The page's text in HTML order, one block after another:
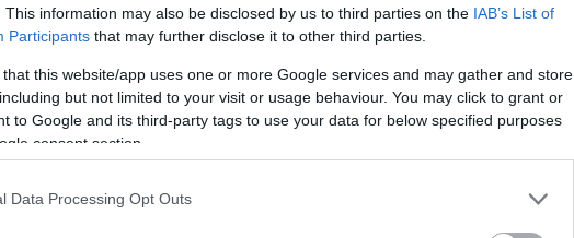
This information may also be disclosed by us to third parties on the IAB’s List of
Participants that may further disclose it to other third parties.
that this website/app uses one or more Google services and may gather and store
but not limited to your visit or usage behaviour. You may click to grant or
to Google and its third-party tags to use your data for below specified purposes
consent section.
Data Processing Opt Outs
di iniziative tecnologiche, molte delle
locali attraverso soluzioni innovative. Il
dimostrato la propria efficacia, con oltre1,7
senza alcun incidente segnalato. È
tali innovazioni debbano essere
non si crei una dipendenza dalle tecnologie